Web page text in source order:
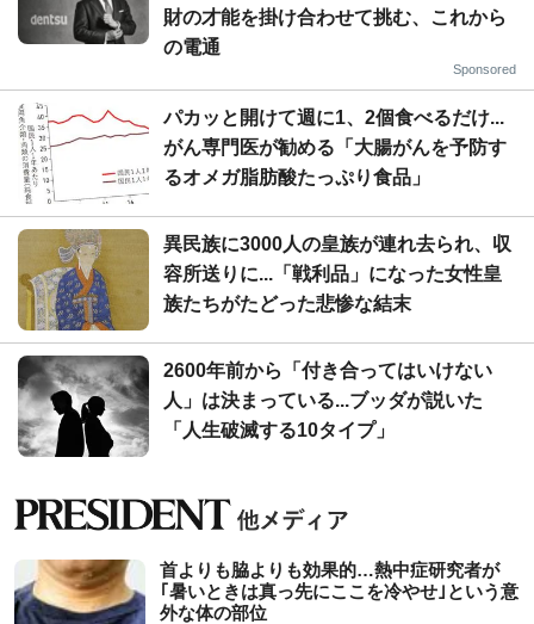
財の才能を掛け合わせて挑む、これから
の電通
Sponsored
パカッと開けて週に1、2個食べるだけ...
がん専門医が勧める「大腸がんを予防す
るオメガ脂肪酸たっぷり食品」
異民族に3000人の皇族が連れ去られ、収
容所送りに...「戦利品」になった女性皇
族たちがたどった悲惨な結末
2600年前から「付き合ってはいけない
人」は決まっている...ブッダが説いた
「人生破滅する10タイプ」
首よりも脇よりも効果的…熱中症研究者が
｢暑いときは真っ先にここを冷やせ｣という意
外な体の部位